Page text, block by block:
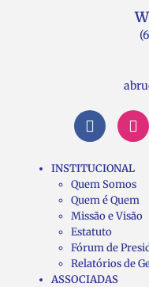
INSTITUCIONAL
Quem Somos
Quem é Quem
Missão e Visão
Estatuto
Fórum de
Relatórios de
ASSOCIADAS